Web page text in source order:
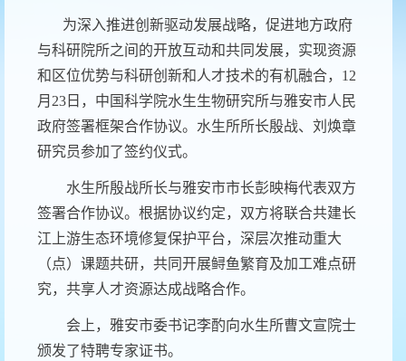
为深入推进创新驱动发展战略，促进地方政府
与科研院所之间的开放互动和共同发展，实现资源
和区位优势与科研创新和人才技术的有机融合，12
月23日，中国科学院水生生物研究所与雅安市人民
政府签署框架合作协议。水生所所长殷战、刘焕章
研究员参加了签约仪式。
水生所殷战所长与雅安市市长彭映梅代表双方
签署合作协议。根据协议约定，双方将联合共建长
江上游生态环境修复保护平台，深层次推动重大
（点）课题共研，共同开展鲟鱼繁育及加工难点研
究，共享人才资源达成战略合作。
会上，雅安市委书记李酌向水生所曹文宣院士
颁发了特聘专家证书。